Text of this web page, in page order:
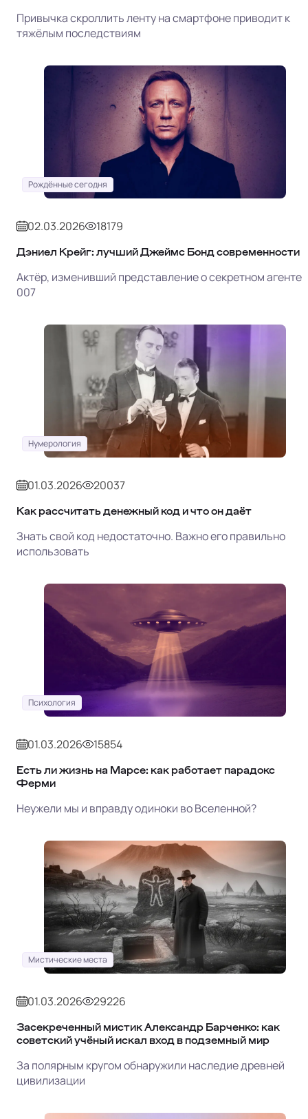
Привычка скроллить ленту на смартфоне приводит к
тяжёлым последствиям
Рождённые сегодня
02.03.2026 18179
Дэниел Крейг: лучший Джеймс Бонд современности
Актёр, изменивший представление о секретном агенте
007
Нумерология
01.03.2026 20037
Как рассчитать денежный код и что он даёт
Знать свой код недостаточно. Важно его правильно
использовать
Психология
01.03.2026 15854
Есть ли жизнь на Марсе: как работает парадокс
Ферми
Неужели мы и вправду одиноки во Вселенной?
Мистические места
01.03.2026 29226
Засекреченный мистик Александр Барченко: как
советский учёный искал вход в подземный мир
За полярным кругом обнаружили наследие древней
цивилизации